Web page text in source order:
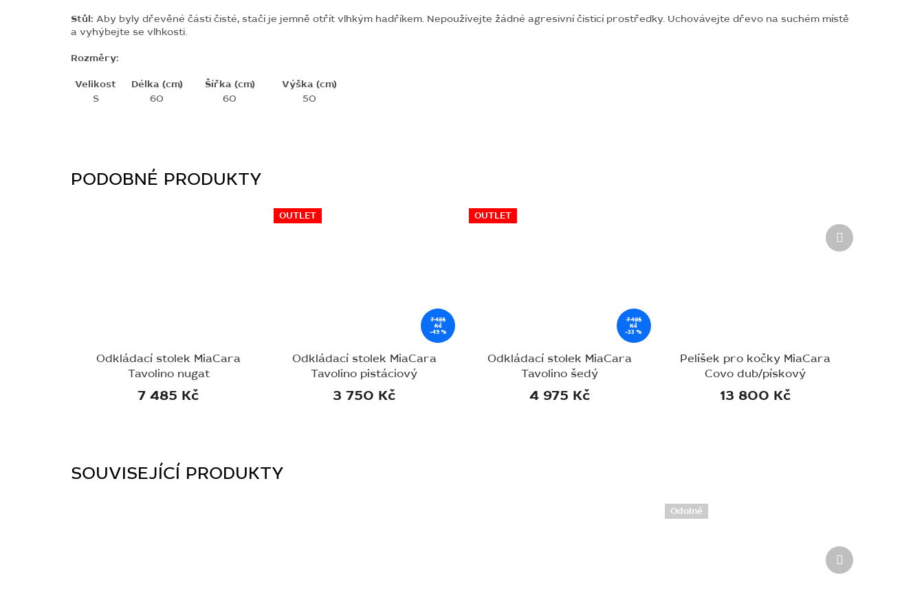
SOUVISEJÍCÍ PRODUKTY
Odolné
Další
produkt
Stůl: Aby byly dřevěné části čisté, stačí je jemně otřít vlhkým hadříkem. Nepoužívejte žádné agresivní čisticí prostředky. Uchovávejte dřevo na suchém místě
a vyhýbejte se vlhkosti.
Rozměry:
Velikost
Délka (cm) Šířka (cm)
Výška (cm)
S
60 60 50
Odkládací stolek MiaCara
Tavolino nugat
7 485 Kč
OUTLET
7 485
Kč
–49 %
Odkládací stolek MiaCara
Tavolino pistáciový
3 750 Kč
OUTLET
7 485
Kč
–33 %
Odkládací stolek MiaCara
Tavolino šedý
4 975 Kč
Pelíšek pro kočky MiaCara
Covo dub/pískový
13 800 Kč
Další
produkt